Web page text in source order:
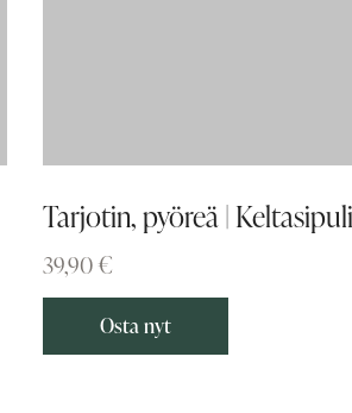
Tarjotin, pyöreä |
39,90€
Osta nyt